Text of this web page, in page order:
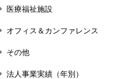
医療福祉施設
オフィス＆カンファレンス
その他
法人事業実績（年別）